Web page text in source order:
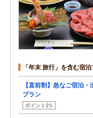
「年末 旅行」を含む宿
【直前割】急なご宿泊
プラン
ポイント2%